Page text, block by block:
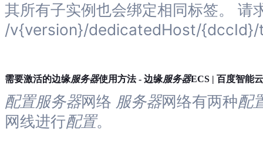
其所有子实例也会绑定相同标签。 请
/v{version}/dedicatedHost/{dccId}/
需要激活的边缘服务器使用方法 - 边缘服务器ECS | 百度智能
配置服务器网络 服务器网络有两种配
网线进行配置。